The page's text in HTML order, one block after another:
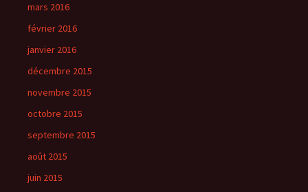
mars 2016
février 2016
janvier 2016
décembre 2015
novembre 2015
octobre 2015
septembre 2015
août 2015
juin 2015